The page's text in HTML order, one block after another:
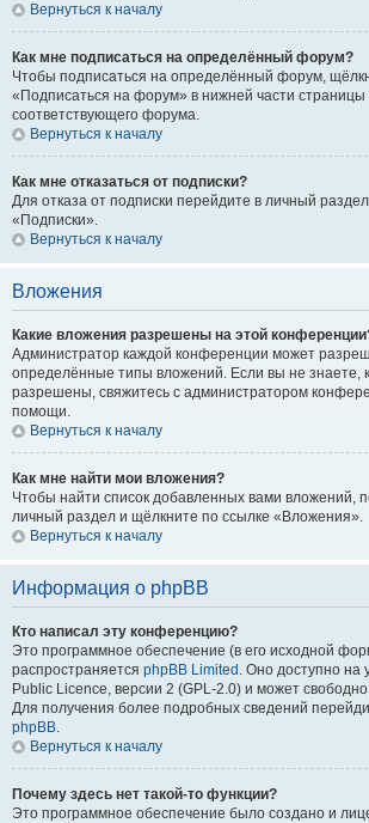
Вернуться к началу
Как мне подписаться на определённый форум?
Чтобы подписаться на определённый форум,
«Подписаться на форум» в нижней части
соответствующего форума.
Вернуться к началу
Как мне отказаться от подписки?
Для отказа от подписки перейдите в личный
«Подписки».
Вернуться к началу
Вложения
Какие вложения разрешены на этой
Администратор каждой конференции может
определённые типы вложений. Если вы не знаете,
разрешены, свяжитесь с администратором
помощи.
Вернуться к началу
Как мне найти мои вложения?
Чтобы найти список добавленных вами вложений,
личный раздел и щёлкните по ссылке «Вложения».
Вернуться к началу
Информация о phpBB
Кто написал эту конференцию?
Это программное обеспечение (в его исходной
распространяется phpBB Limited . Оно доступно на
Public Licence, версии 2 (GPL-2.0) и может
Для получения более подробных сведений
phpBB.
Вернуться к началу
Почему здесь нет такой-то функции?
Это программное обеспечение было создано и